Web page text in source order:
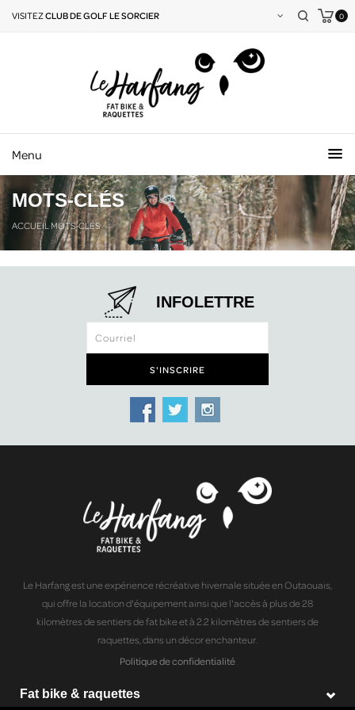
VISITEZCLUB DE GOLF LE SORCIER 0
Menu
MOTS-CLÉS
ACCUEILMOTS-CLÉS
INFOLETTRE
Le Harfang est une expérience récréative hivernale située en Outaouais,
qui offre la location d'équipement ainsi que l'accès à plus de 28
kilomètres de sentiers de fat bike et à 2.2 kilomètres de sentiers de
raquettes, dans un décor enchanteur.
Politique de confidentialité
Fat bike & raquettes